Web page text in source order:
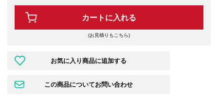
カートに入れる
(お見積りもこちら)